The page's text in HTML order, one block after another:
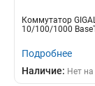
Коммутатор
10/100/1000
Подробнее
Наличие: Нет